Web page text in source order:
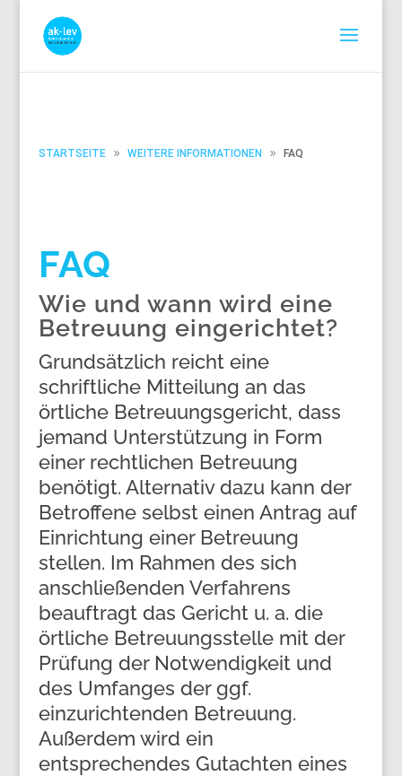
STARTSEITE WEITERE INFORMATIONEN FAQ
FAQ
Wie und wann wird eine
Betreuung eingerichtet?
Grundsätzlich reicht eine
schriftliche Mitteilung an das
örtliche Betreuungsgericht, dass
jemand Unterstützung in Form
einer rechtlichen Betreuung
benötigt. Alternativ dazu kann der
Betroffene selbst einen Antrag auf
Einrichtung einer Betreuung
stellen. Im Rahmen des sich
anschließenden Verfahrens
beauftragt das Gericht u. a. die
örtliche Betreuungsstelle mit der
Prüfung der Notwendigkeit und
des Umfanges der ggf.
einzurichtenden Betreuung.
Außerdem wird ein
entsprechendes Gutachten eines